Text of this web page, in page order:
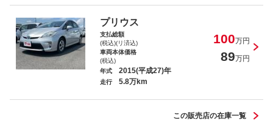
シフォン Ｇ スマートアシスト
プリウス
支払総額
(税込)(リ済込)
100万円
車両本体価格
(税込)
89万円
年式 2015(平成27)年
走行 5.8万km
この販売店の在庫一覧